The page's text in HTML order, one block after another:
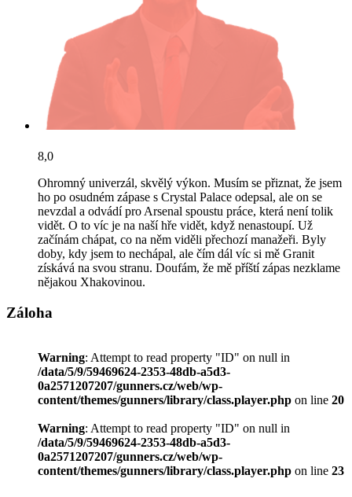
8,0
Ohromný univerzál, skvělý výkon. Musím se přiznat, že jsem
ho po osudném zápase s Crystal Palace odepsal, ale on se
nevzdal a odvádí pro Arsenal spoustu práce, která není tolik
vidět. O to víc je na naší hře vidět, když nenastoupí. Už
začínám chápat, co na něm viděli přechozí manažeři. Byly
doby, kdy jsem to nechápal, ale čím dál víc si mě Granit
získává na svou stranu. Doufám, že mě příští zápas nezklame
nějakou Xhakovinou.
Záloha
Warning: Attempt to read property "ID" on null in
/data/5/9/59469624-2353-48db-a5d3-
0a2571207207/gunners.cz/web/wp-
content/themes/gunners/library/class.player.php on line 20
Warning: Attempt to read property "ID" on null in
/data/5/9/59469624-2353-48db-a5d3-
0a2571207207/gunners.cz/web/wp-
content/themes/gunners/library/class.player.php on line 23